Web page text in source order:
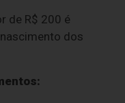
de R$ 200 é
dos